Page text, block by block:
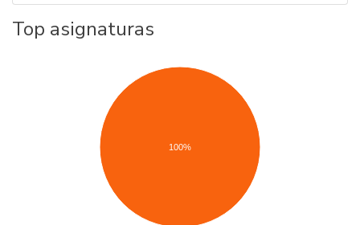
Top asignaturas
100%